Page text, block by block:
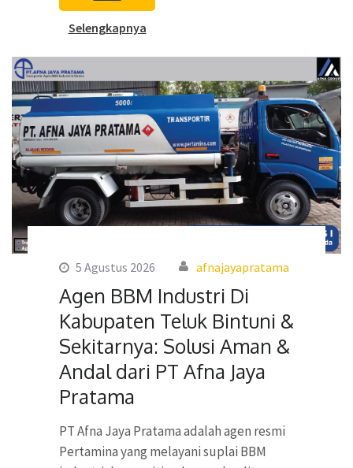
Selengkapnya
5 Agustus 2026 afnajayapratama
Agen BBM Industri Di
Kabupaten Teluk Bintuni &
Sekitarnya: Solusi Aman &
Andal dari PT Afna Jaya
Pratama
PT Afna Jaya Pratama adalah agen resmi
Pertamina yang melayani suplai BBM